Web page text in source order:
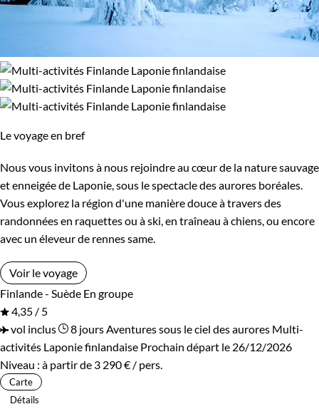
Le voyage en bref
Nous vous invitons à nous rejoindre au cœur de la nature sauvage
et enneigée de Laponie, sous le spectacle des aurores boréales.
Vous explorez la région d'une manière douce à travers des
randonnées en raquettes ou à ski, en traîneau à chiens, ou encore
avec un éleveur de rennes same.
Voir le voyage
Finlande - Suède En groupe
4,35 / 5
vol inclus
8 joursAventures sous le ciel des aurores Multi-
activités Laponie finlandaise Prochain départ le 26/12/2026
Niveau : à partir de 3 290 € / pers.
Carte
Détails